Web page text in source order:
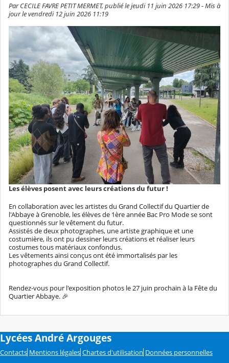
Par CECILE FAVRE PETIT MERMET, publié le jeudi 11 juin 2026 17:29 - Mis à
jour le vendredi 12 juin 2026 11:19
Les élèves posent avec leurs créations du futur !
En collaboration avec les artistes du Grand Collectif du Quartier de
l'Abbaye à Grenoble, les élèves de 1ère année Bac Pro Mode se sont
questionnés sur le vêtement du futur.
Assistés de deux photographes, une artiste graphique et une
costumière, ils ont pu dessiner leurs créations et réaliser leurs
costumes tous matériaux confondus.
Les vêtements ainsi conçus ont été immortalisés par les
photographes du Grand Collectif.
Rendez-vous pour l'exposition photos le 27 juin prochain à la Fête du
Quartier Abbaye. 🎉
Lycées André Argouges
Contacts Mentions légales Chartes d'utilisation Données personnelles